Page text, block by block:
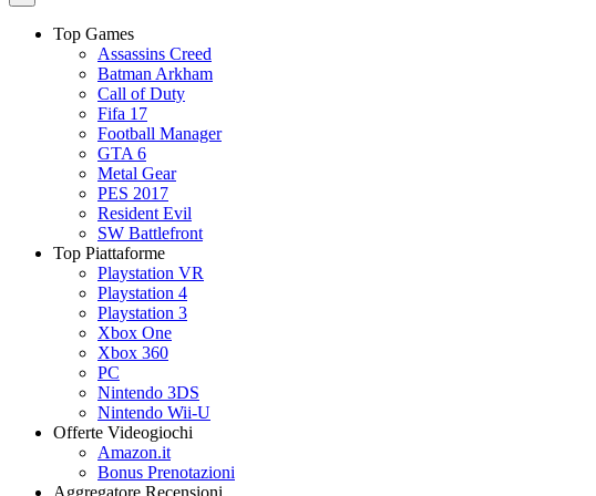
Top Games
Assassins Creed
Batman Arkham
Call of Duty
Fifa 17
Football Manager
GTA 6
Metal Gear
PES 2017
Resident Evil
SW Battlefront
Top Piattaforme
Playstation VR
Playstation 4
Playstation 3
Xbox One
Xbox 360
PC
Nintendo 3DS
Nintendo Wii-U
Offerte Videogiochi
Amazon.it
Bonus Prenotazioni